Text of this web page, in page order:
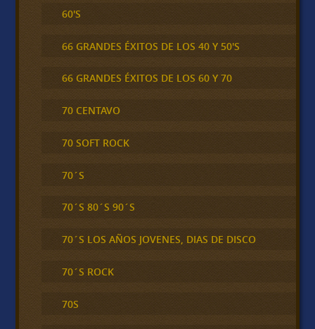
60'S
66 GRANDES ÉXITOS DE LOS 40 Y 50'S
66 GRANDES ÉXITOS DE LOS 60 Y 70
70 CENTAVO
70 SOFT ROCK
70´S
70´S 80´S 90´S
70´S LOS AÑOS JOVENES, DIAS DE DISCO
70´S ROCK
70S